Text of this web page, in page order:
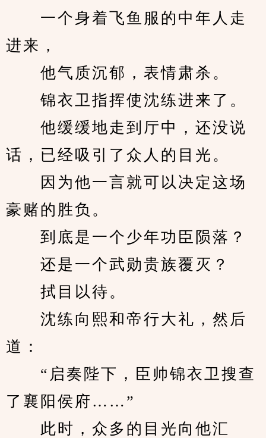
一个身着飞鱼服的中年人走
进来，
他气质沉郁，表情肃杀。
锦衣卫指挥使沈练进来了。
他缓缓地走到厅中，还没说
话，已经吸引了众人的目光。
因为他一言就可以决定这场
豪赌的胜负。
到底是一个少年功臣陨落？
还是一个武勋贵族覆灭？
拭目以待。
沈练向熙和帝行大礼，然后
道：
“启奏陛下，臣帅锦衣卫搜查
了襄阳侯府……”
此时，众多的目光向他汇